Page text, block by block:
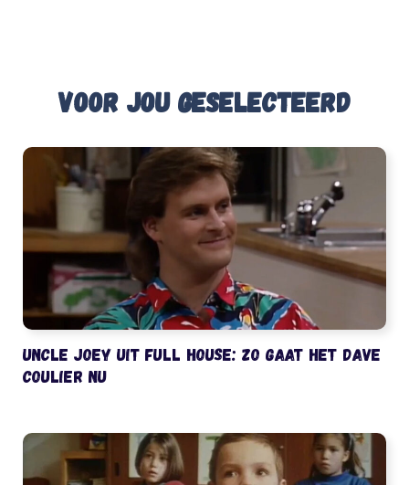
Voor jou geselecteerd
Uncle Joey uit Full House: zo gaat het Dave
Coulier nu